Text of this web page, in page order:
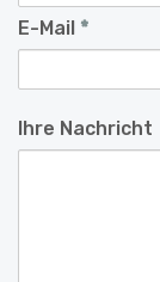
E-Mail *
Ihre Nachricht